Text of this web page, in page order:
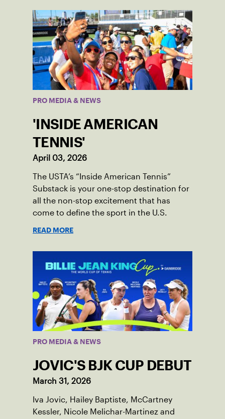
PRO MEDIA & NEWS
'INSIDE AMERICAN
TENNIS'
April 03, 2026
The USTA’s “Inside American Tennis”
Substack is your one-stop destination for
all the non-stop excitement that has
come to define the sport in the U.S.
READ MORE
PRO MEDIA & NEWS
JOVIC'S BJK CUP DEBUT
March 31, 2026
Iva Jovic, Hailey Baptiste, McCartney
Kessler, Nicole Melichar-Martinez and